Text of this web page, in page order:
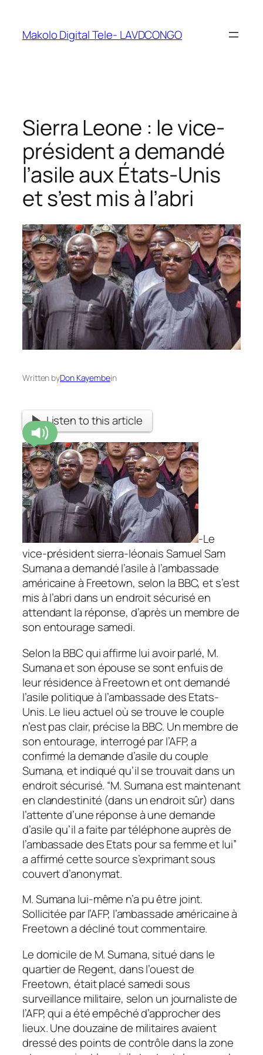
Makolo Digital Tele- LAVDCONGO
Sierra Leone : le vice-
président a demandé
l’asile aux États-Unis
et s’est mis à l’abri
Written byDon Kayembein
Listen to this article
-Le
vice-président sierra-léonais Samuel Sam
Sumana a demandé l’asile à l’ambassade
américaine à Freetown, selon la BBC, et s’est
mis à l’abri dans un endroit sécurisé en
attendant la réponse, d’après un membre de
son entourage samedi.
Selon la BBC qui affirme lui avoir parlé, M.
Sumana et son épouse se sont enfuis de
leur résidence à Freetown et ont demandé
l’asile politique à l’ambassade des Etats-
Unis. Le lieu actuel où se trouve le couple
n’est pas clair, précise la BBC. Un membre de
son entourage, interrogé par l’AFP, a
confirmé la demande d’asile du couple
Sumana, et indiqué qu’il se trouvait dans un
endroit sécurisé. “M. Sumana est maintenant
en clandestinité (dans un endroit sûr) dans
l’attente d’une réponse à une demande
d’asile qu’il a faite par téléphone auprès de
l’ambassade des Etats pour sa femme et lui”
a affirmé cette source s’exprimant sous
couvert d’anonymat.
M. Sumana lui-même n’a pu être joint.
Sollicitée par l’AFP, l’ambassade américaine à
Freetown a décliné tout commentaire.
Le domicile de M. Sumana, situé dans le
quartier de Regent, dans l’ouest de
Freetown, était placé samedi sous
surveillance militaire, selon un journaliste de
l’AFP, qui a été empêché d’approcher des
lieux. Une douzaine de militaires avaient
dressé des points de contrôle dans la zone